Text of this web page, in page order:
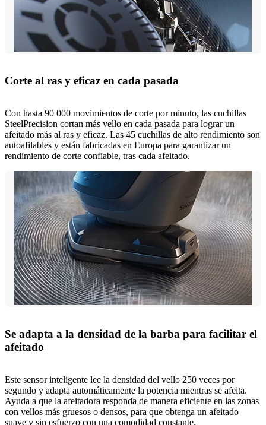
Corte al ras y eficaz en cada pasada
Con hasta 90 000 movimientos de corte por minuto, las cuchillas
SteelPrecision cortan más vello en cada pasada para lograr un
afeitado más al ras y eficaz. Las 45 cuchillas de alto rendimiento son
autoafilables y están fabricadas en Europa para garantizar un
rendimiento de corte confiable, tras cada afeitado.
Se adapta a la densidad de la barba para facilitar el
afeitado
Este sensor inteligente lee la densidad del vello 250 veces por
segundo y adapta automáticamente la potencia mientras se afeita.
Ayuda a que la afeitadora responda de manera eficiente en las zonas
con vellos más gruesos o densos, para que obtenga un afeitado
suave y sin esfuerzo con una comodidad constante.